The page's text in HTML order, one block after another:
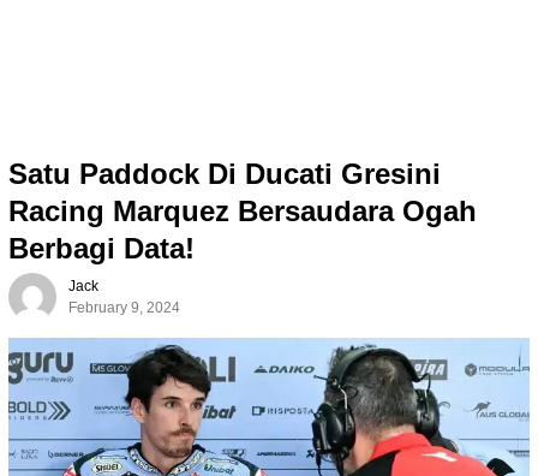
Satu Paddock Di Ducati Gresini
Racing Marquez Bersaudara Ogah
Berbagi Data!
Jack
February 9, 2024